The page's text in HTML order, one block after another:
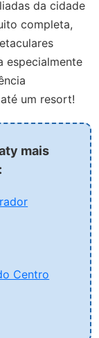
da cidade
completa,
especialmente
um resort!
mais
Centro